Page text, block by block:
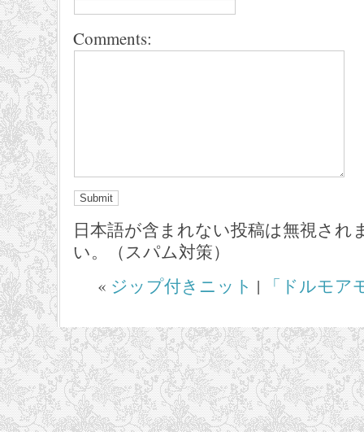
Comments:
日本語が含まれない投稿は無視され
い。（スパム対策）
« ジップ付きニット | 「ドルモ